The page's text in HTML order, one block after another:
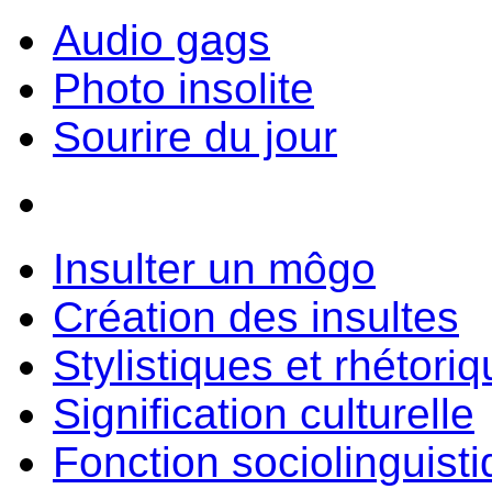
Audio gags
Photo insolite
Sourire du jour
Insulter un môgo
Création des insultes
Stylistiques et
Signification culturelle
Fonction